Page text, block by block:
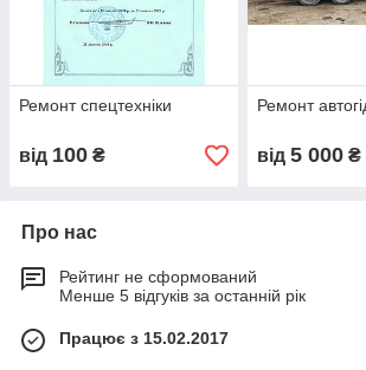
Ремонт спецтехніки
від 100 ₴
Ремонт
від 5 000₴
Про нас
Рейтинг не сформований
Менше 5 відгуків за останній рік
Працює з 15.02.2017